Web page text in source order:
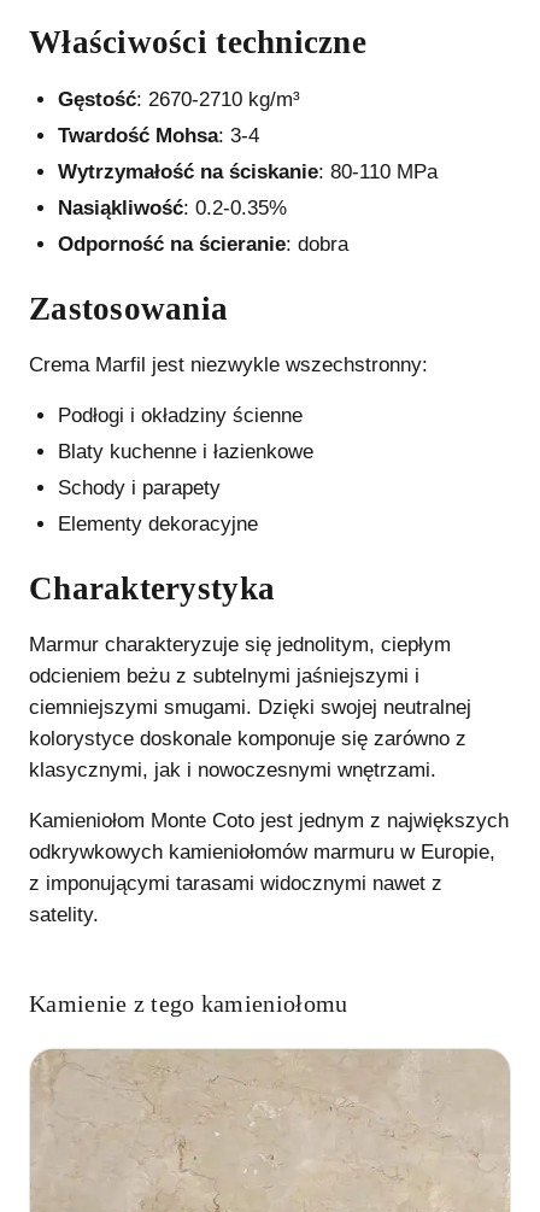
Właściwości techniczne
Gęstość: 2670-2710 kg/m³
Twardość Mohsa: 3-4
Wytrzymałość na ściskanie: 80-110 MPa
Nasiąkliwość: 0.2-0.35%
Odporność na ścieranie: dobra
Zastosowania
Crema Marfil jest niezwykle wszechstronny:
Podłogi i okładziny ścienne
Blaty kuchenne i łazienkowe
Schody i parapety
Elementy dekoracyjne
Charakterystyka
Marmur charakteryzuje się jednolitym, ciepłym
odcieniem beżu z subtelnymi jaśniejszymi i
ciemniejszymi smugami. Dzięki swojej neutralnej
kolorystyce doskonale komponuje się zarówno z
klasycznymi, jak i nowoczesnymi wnętrzami.
Kamieniołom Monte Coto jest jednym z największych
odkrywkowych kamieniołomów marmuru w Europie,
z imponującymi tarasami widocznymi nawet z
satelity.
Kamienie z tego kamieniołomu